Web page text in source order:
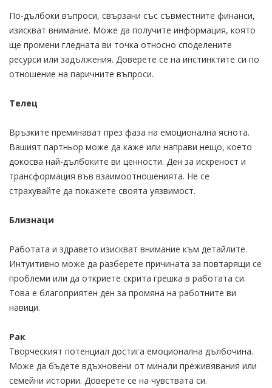
По-дълбоки въпроси, свързани със съвместните финанси,
изискват внимание. Може да получите информация, която
ще промени гледната ви точка относно споделените
ресурси или задължения. Доверете се на инстинктите си по
отношение на паричните въпроси.
Телец
Връзките преминават през фаза на емоционална яснота.
Вашият партньор може да каже или направи нещо, което
докосва най-дълбоките ви ценности. Ден за искреност и
трансформация във взаимоотношенията. Не се
страхувайте да покажете своята уязвимост.
Близнаци
Работата и здравето изискват внимание към детайлите.
Интуитивно може да разберете причината за повтарящи се
проблеми или да откриете скрита грешка в работата си.
Това е благоприятен ден за промяна на работните ви
навици.
Рак
Творческият потенциал достига емоционална дълбочина.
Може да бъдете вдъхновени от минали преживявания или
семейни истории. Доверете се на чувствата си.